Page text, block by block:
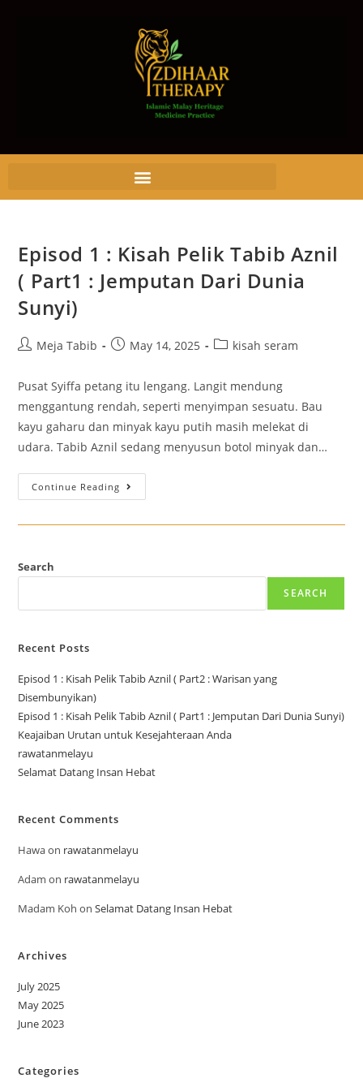
Episod 1 : Kisah Pelik Tabib Aznil
( Part1 : Jemputan Dari Dunia
Sunyi)
Meja Tabib May 14, 2025 kisah seram
Pusat Syiffa petang itu lengang. Langit mendung
menggantung rendah, seperti menyimpan sesuatu. Bau
kayu gaharu dan minyak kayu putih masih melekat di
udara. Tabib Aznil sedang menyusun botol minyak dan…
Continue Reading
Search
SEARCH
Recent Posts
Episod 1 : Kisah Pelik Tabib Aznil ( Part2 : Warisan yang
Disembunyikan)
Episod 1 : Kisah Pelik Tabib Aznil ( Part1 : Jemputan Dari Dunia Sunyi)
Keajaiban Urutan untuk Kesejahteraan Anda
rawatanmelayu
Selamat Datang Insan Hebat
Recent Comments
Hawaon rawatanmelayu
Adam on rawatanmelayu
Madam Koh onSelamat Datang Insan Hebat
Archives
July 2025
May 2025
June 2023
Categories